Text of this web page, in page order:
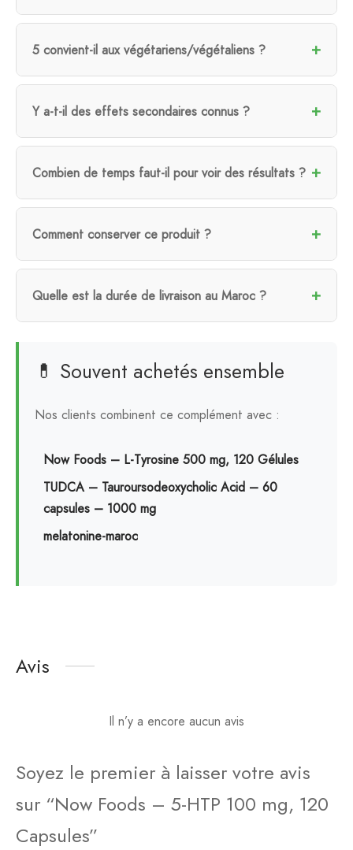
5 convient-il aux végétariens/végétaliens ?
Y a-t-il des effets secondaires connus ?
Combien de temps faut-il pour voir des résultats ?
Comment conserver ce produit ?
Quelle est la durée de livraison au Maroc ?
💊 Souvent achetés ensemble
Nos clients combinent ce complément avec :
Now Foods – L-Tyrosine 500 mg, 120 Gélules
TUDCA – Tauroursodeoxycholic Acid – 60
capsules – 1000 mg
melatonine-maroc
Avis
Il n’y a encore aucun avis
Soyez le premier à laisser votre avis
sur “Now Foods – 5-HTP 100 mg, 120
Capsules”